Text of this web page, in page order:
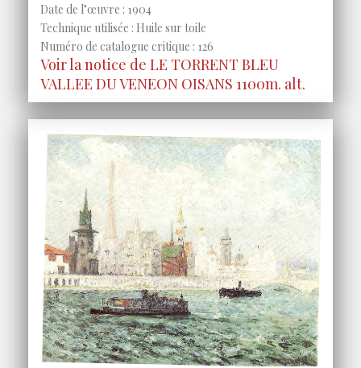
Date de l’œuvre : 1904
Technique utilisée : Huile sur toile
Numéro de catalogue critique : 126
Voir la notice de LE TORRENT BLEU
VALLEE DU VENEON OISANS 1100m. alt.